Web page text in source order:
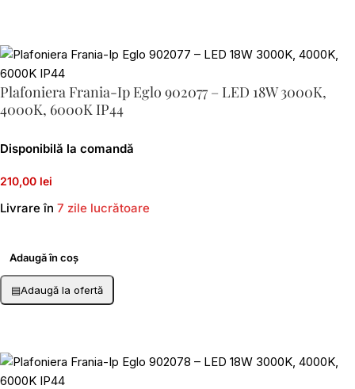
Plafoniera Frania-Ip Eglo 902077 – LED 18W 3000K,
4000K, 6000K IP44
Disponibilă la comandă
210,00 lei
Livrare în 7 zile lucrătoare
Adaugă în coș
▤Adaugă la ofertă